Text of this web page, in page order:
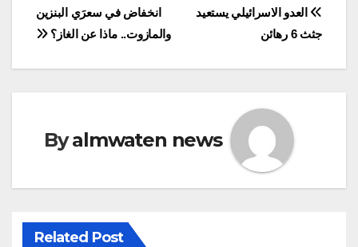
Post
navigation
انخفاض في سعرَي البنزين
والمازوت.. ماذا عن الغاز؟
العدو الاسرائيلي يستعيد
جثث 6 رهائن
Byalmwaten news
Related Post